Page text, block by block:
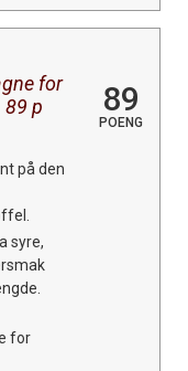
for
89 p
89
POENG
på den
syre,
for